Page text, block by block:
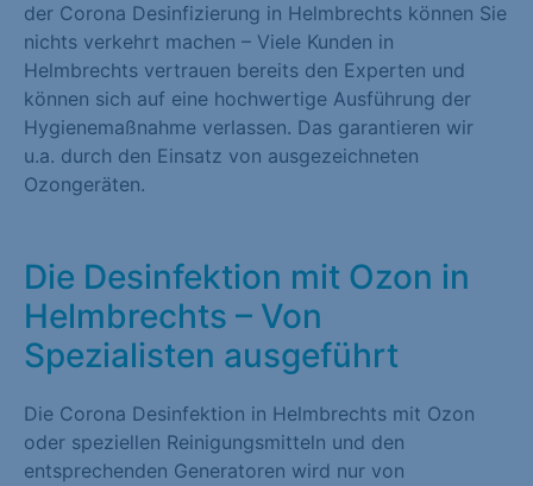
der Corona Desinfizierung in Helmbrechts können Sie
nichts verkehrt machen – Viele Kunden in
Helmbrechts vertrauen bereits den Experten und
können sich auf eine hochwertige Ausführung der
Hygienemaßnahme verlassen. Das garantieren wir
u.a. durch den Einsatz von ausgezeichneten
Ozongeräten.
Die Desinfektion mit Ozon in
Helmbrechts – Von
Spezialisten ausgeführt
Die Corona Desinfektion in Helmbrechts mit Ozon
oder speziellen Reinigungsmitteln und den
entsprechenden Generatoren wird nur von